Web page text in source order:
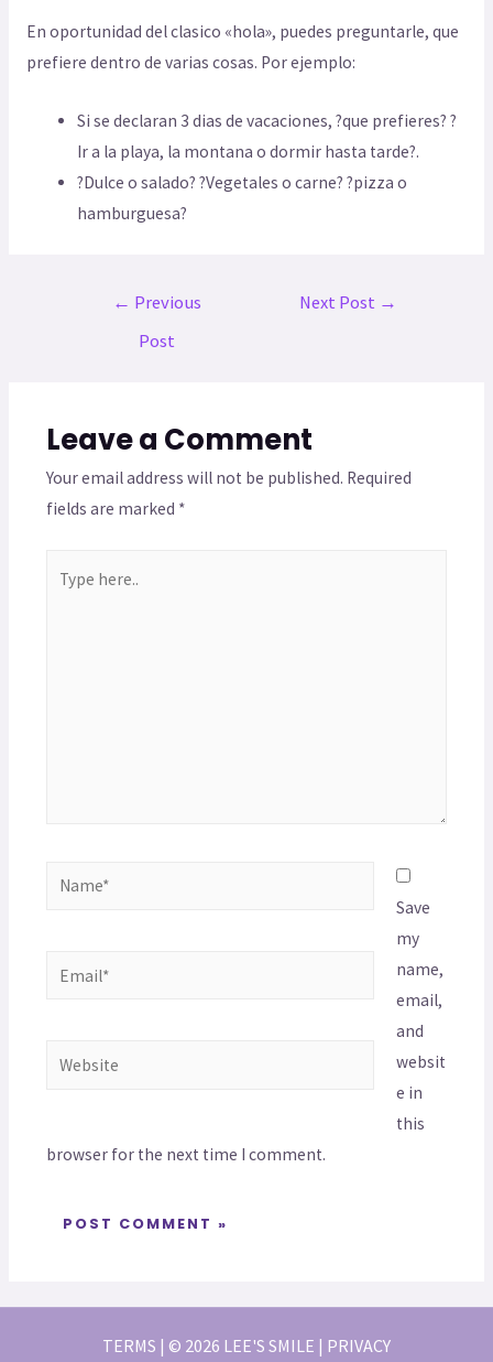
En oportunidad del clasico «hola», puedes preguntarle, que
prefiere dentro de varias cosas. Por ejemplo:
Si se declaran 3 dias de vacaciones, ?que prefieres? ?
Ir a la playa, la montana o dormir hasta tarde?.
?Dulce o salado? ?Vegetales o carne? ?pizza o
hamburguesa?
← Previous
Post
Next Post →
Leave a Comment
Your email address will not be published. Required
fields are marked *
Save
my
name,
email,
and
websit
e in
this
browser for the next time I comment.
TERMS | © 2026 LEE'S SMILE | PRIVACY